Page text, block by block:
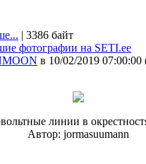
| 3386 байт
фотографии на SETI.ee
в 10/02/2019 07:00:00
линии в
Автор: jormasuumann